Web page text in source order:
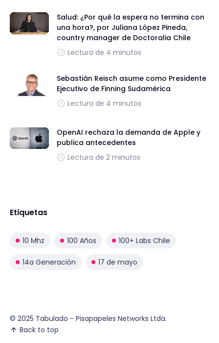
Salud: ¿Por qué la espera no termina con
una hora?, por Juliana López Pineda,
country manager de Doctoralia Chile
Lectura de 4 minutos
Sebastián Reisch asume como Presidente
Ejecutivo de Finning Sudamérica
Lectura de 4 minutos
OpenAI rechaza la demanda de Apple y
publica antecedentes
Lectura de 2 minutos
Etiquetas
10 Mhz 100 Años 100+ Labs Chile
14a Generación 17 de mayo
© 2025 Tabulado - Pisapapeles Networks Ltda.
Back to top